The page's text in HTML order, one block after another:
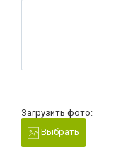
Загрузить фото:
Выбрать